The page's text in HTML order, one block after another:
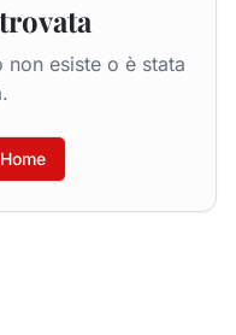
non esiste o è stata